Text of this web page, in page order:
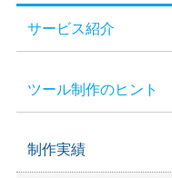
サービス紹介
ツール制作のヒント
制作実績